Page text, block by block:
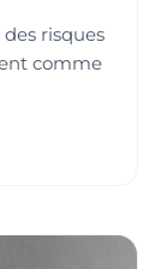
risques
comme